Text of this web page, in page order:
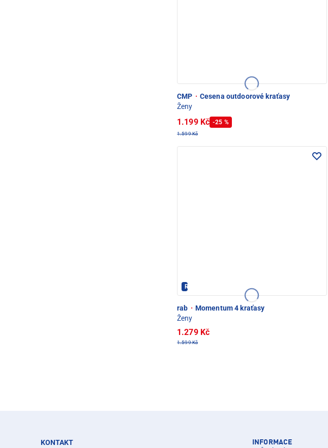
CMP · Cesena outdoorové kraťasy
Ženy
1.199 Kč -25 %
1.599 Kč
Rab - PEC POD SNĚŽKOU
rab · Momentum 4 kraťasy
Ženy
1.279 Kč
1.599 Kč
KONTAKT
INFORMACE